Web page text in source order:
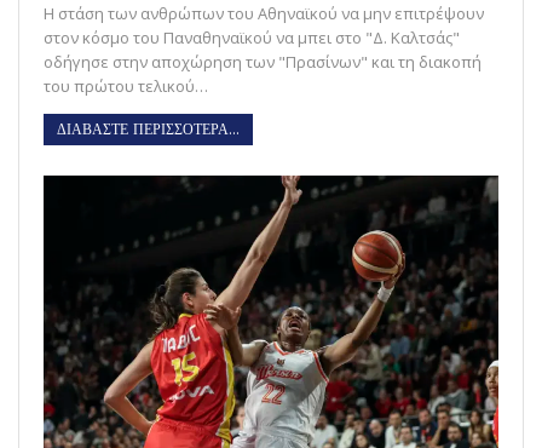
Η στάση των ανθρώπων του Αθηναϊκού να μην επιτρέψουν
στον κόσμο του Παναθηναϊκού να μπει στο "Δ. Καλτσάς"
οδήγησε στην αποχώρηση των "Πρασίνων" και τη διακοπή
του πρώτου τελικού…
ΔΙΑΒΑΣΤΕ ΠΕΡΙΣΣΟΤΕΡΑ...